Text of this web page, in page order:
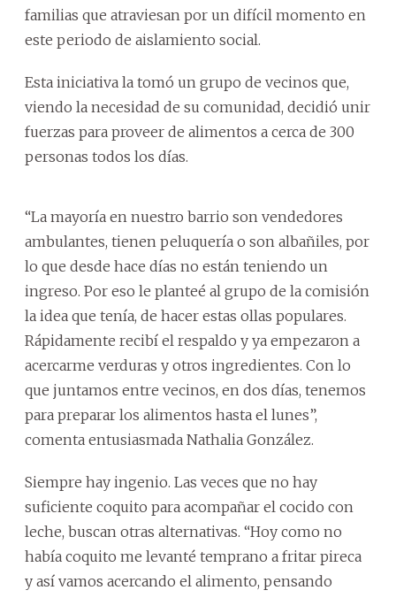
familias que atraviesan por un difícil momento en
este periodo de aislamiento social.
Esta iniciativa la tomó un grupo de vecinos que,
viendo la necesidad de su comunidad, decidió unir
fuerzas para proveer de alimentos a cerca de 300
personas todos los días.
“La mayoría en nuestro barrio son vendedores
ambulantes, tienen peluquería o son albañiles, por
lo que desde hace días no están teniendo un
ingreso. Por eso le planteé al grupo de la comisión
la idea que tenía, de hacer estas ollas populares.
Rápidamente recibí el respaldo y ya empezaron a
acercarme verduras y otros ingredientes. Con lo
que juntamos entre vecinos, en dos días, tenemos
para preparar los alimentos hasta el lunes”,
comenta entusiasmada Nathalia González.
Siempre hay ingenio. Las veces que no hay
suficiente coquito para acompañar el cocido con
leche, buscan otras alternativas. “Hoy como no
había coquito me levanté temprano a fritar pireca
y así vamos acercando el alimento, pensando